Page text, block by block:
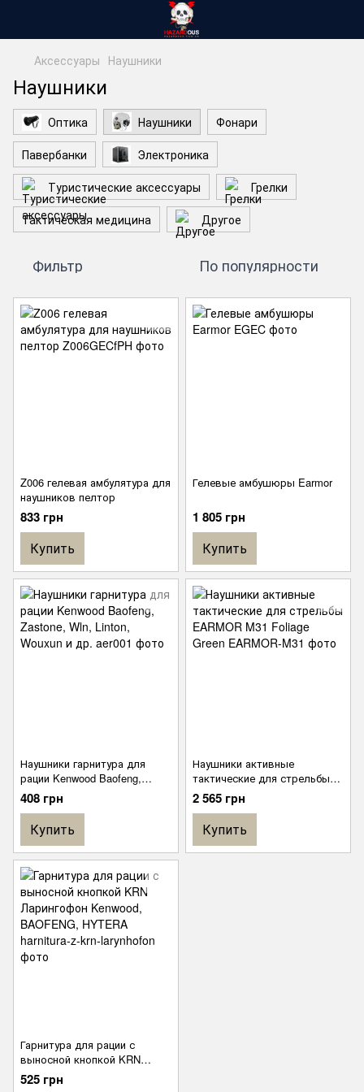
Аксессуары Наушники
Наушники
Оптика Наушники
Фонари
Павербанки
Электроника
Туристические аксессуары
Грелки
Тактическая медицина
Другое
Фильтр По популярности
Z006 гелевая амбулятура для
наушников пелтор
833 грн
Купить
Гелевые амбушюры Earmor
1 805 грн
Купить
Наушники гарнитура для
рации Kenwood Baofeng,
Zastone, Wln, Linton, Wouxun и
др.
408 грн
Купить
Наушники активные
тактические для стрельбы
EARMOR M31 Foliage Green
2 565 грн
Купить
Гарнитура для рации с
выносной кнопкой KRN
Ларингофон Kenwood,
BAOFENG, HYTERA
525 грн